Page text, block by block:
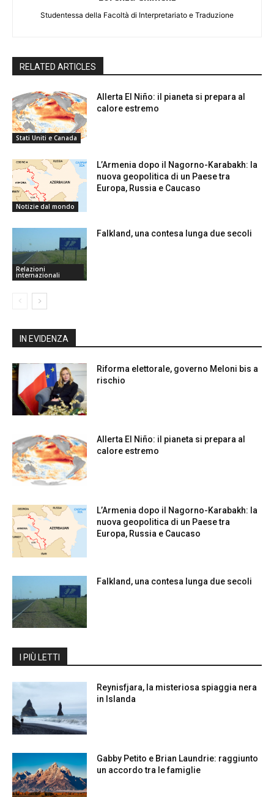
Studentessa della Facoltà di Interpretariato e Traduzione
RELATED ARTICLES
Stati Uniti e Canada
Allerta El Niño: il pianeta si prepara al
calore estremo
Notizie dal mondo
L’Armenia dopo il Nagorno-Karabakh: la
nuova geopolitica di un Paese tra
Europa, Russia e Caucaso
Relazioni
internazionali
Falkland, una contesa lunga due secoli
IN EVIDENZA
Riforma elettorale, governo Meloni bis a
rischio
Allerta El Niño: il pianeta si prepara al
calore estremo
L’Armenia dopo il Nagorno-Karabakh: la
nuova geopolitica di un Paese tra
Europa, Russia e Caucaso
Falkland, una contesa lunga due secoli
I PIÙ LETTI
Reynisfjara, la misteriosa spiaggia nera
in Islanda
Gabby Petito e Brian Laundrie: raggiunto
un accordo tra le famiglie